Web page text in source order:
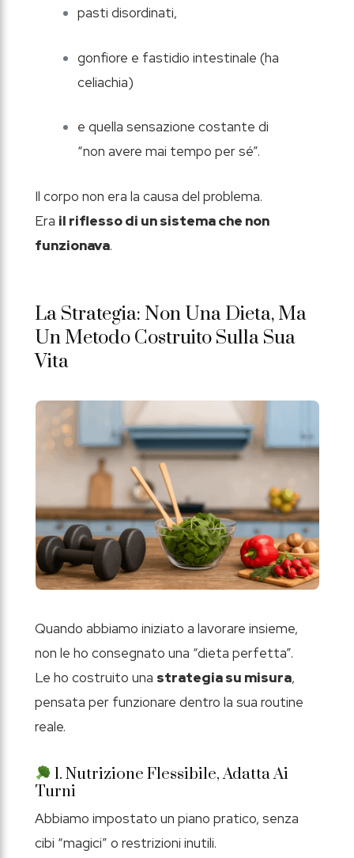
pasti disordinati,
gonfiore e fastidio intestinale (ha
celiachia)
e quella sensazione costante di
“non avere mai tempo per sé”.
Il corpo non era la causa del problema.
Era il riflesso di un sistema che non
funzionava.
La Strategia: Non Una Dieta, Ma
Un Metodo Costruito Sulla Sua
Vita
Quando abbiamo iniziato a lavorare insieme,
non le ho consegnato una “dieta perfetta”.
Le ho costruito una strategia su misura,
pensata per funzionare dentro la sua routine
reale.
1. Nutrizione Flessibile, Adatta Ai
Turni
Abbiamo impostato un piano pratico, senza
cibi “magici” o restrizioni inutili.